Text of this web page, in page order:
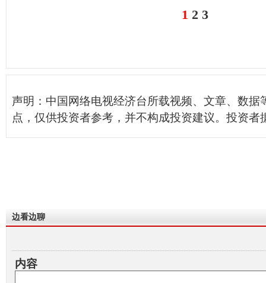
1 2 3
声明：中国网络电视经济台所载视频、文章、数据
点，仅供投资者参考，并不构成投资建议。投资者
边看边聊
内容